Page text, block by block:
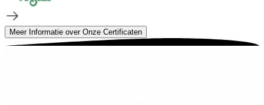
Meer Informatie over Onze Certificaten